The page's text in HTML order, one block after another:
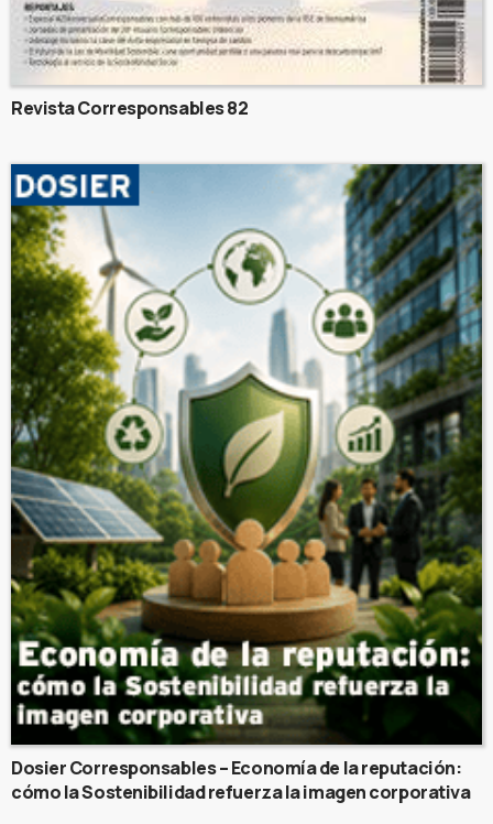
Revista Corresponsables 82
Dosier Corresponsables – Economía de la reputación:
cómo la Sostenibilidad refuerza la imagen corporativa